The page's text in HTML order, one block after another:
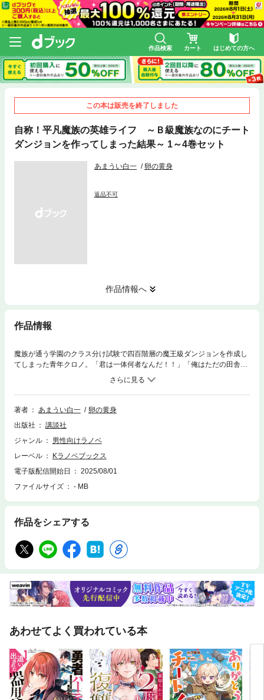
作品検索 カート はじめての方へ
この本は販売を終了しました
自称！平凡魔族の英雄ライフ ～Ｂ級魔族なのにチート
ダンジョンを作ってしまった結果～ 1～4巻セット
あまうい白一 卵の黄身
返品不可
作品情報へ
作品情報
魔族が通う学園のクラス分け試験で四百階層の魔王級ダンジョンを作成し
てしまった青年クロノ。「君は一体何者なんだ！！」「俺はただの田舎の
平凡魔族なんですが」。竜が飛び交い伝説のモンスターがうろつき、凶悪
な魔法が日常的に使われている魔境で育ったクロノは、自分の常識がずれ
ていることに気づいていなかった! 魔力も身体能力も桁外れ、素手でドラ
ゴンすら殴り倒せるクロノはすぐさま学園中の注目の的になるが――！
著者 あまうい白一
卵の黄身
出版社
講談社
ジャンル
男性向けラノベ
レーベル
Kラノベブックス
電子版配信開始日
2025/08/01
ファイルサイズ
- MB
作品をシェアする
あわせてよく買われている本